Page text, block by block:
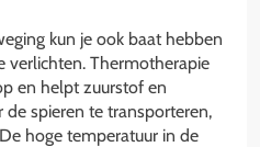
kun je ook baat hebben
verlichten. Thermotherapie
en helpt zuurstof en
spieren te transporteren,
hoge temperatuur in de